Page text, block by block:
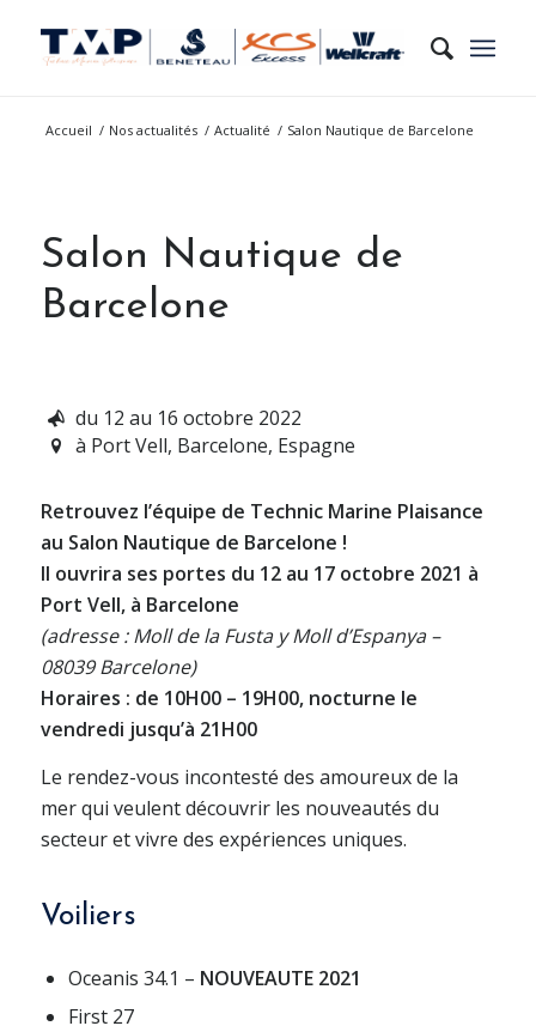
Salon Nautique de
Barcelone
Accueil / Nos actualités / Actualité / Salon Nautique de Barcelone
du 12 au 16 octobre 2022
à Port Vell, Barcelone, Espagne
Retrouvez l’équipe de Technic Marine Plaisance
au Salon Nautique de Barcelone !
Il ouvrira ses portes du 12 au 17 octobre 2021 à
Port Vell, à Barcelone
(adresse : Moll de la Fusta y Moll d’Espanya –
08039 Barcelone)
Horaires : de 10H00 – 19H00, nocturne le
vendredi jusqu’à 21H00
Le rendez-vous incontesté des amoureux de la
mer qui veulent découvrir les nouveautés du
secteur et vivre des expériences uniques.
Voiliers
Oceanis 34.1 – NOUVEAUTE 2021
First 27